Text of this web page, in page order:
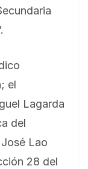
el
Lagarda
del
Lao
28 del